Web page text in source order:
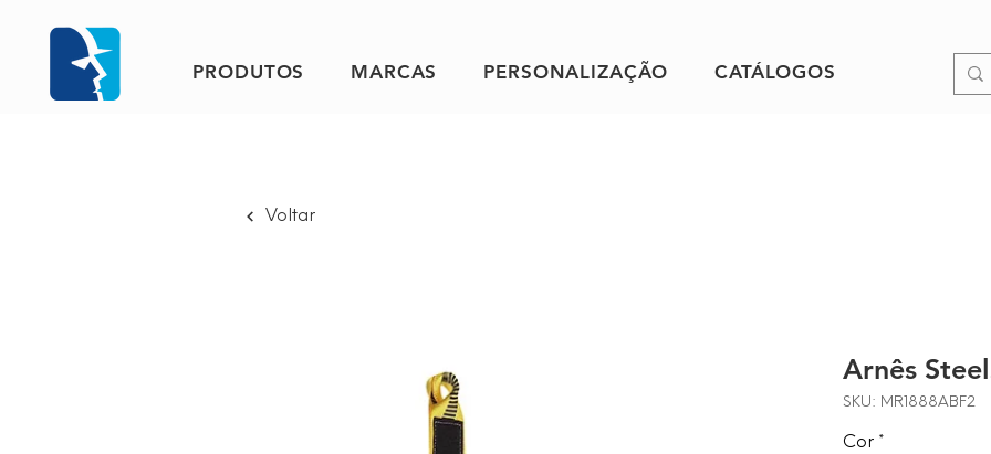
PRODUTOS MARCAS PERSONALIZAÇÃO CATÁLOGOS
Voltar
Arnês
SKU: MR1888ABF2
Cor *